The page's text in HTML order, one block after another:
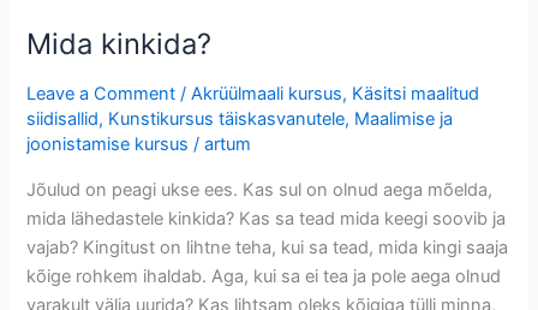
Mida kinkida?
Leave a Comment /Akrüülmaali kursus, Käsitsi maalitud
siidisallid, Kunstikursus täiskasvanutele, Maalimise ja
joonistamise kursus /artum
Jõulud on peagi ukse ees. Kas sul on olnud aega mõelda,
mida lähedastele kinkida? Kas sa tead mida keegi soovib ja
vajab? Kingitust on lihtne teha, kui sa tead, mida kingi saaja
kõige rohkem ihaldab. Aga, kui sa ei tea ja pole aega olnud
varakult välja uurida? Kas lihtsam oleks kõigiga tülli minna,